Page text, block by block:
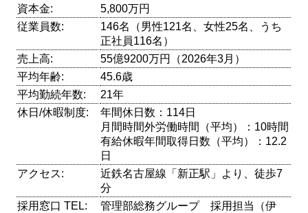
資本金:
5,800万円
従業員数:
146名（男性121名、女性25名、うち
正社員116名）
売上高:
55億9200万円（2026年3月）
平均年齢:
45.6歳
平均勤続年数:
21年
休日/休暇制度:
年間休日数：114日
月間時間外労働時間（平均）：10時間
有給休暇年間取得日数（平均）：12.2
日
アクセス:
近鉄名古屋線「新正駅」より、徒歩7
分
採用窓口 TEL:
管理部総務グループ 採用担当（伊